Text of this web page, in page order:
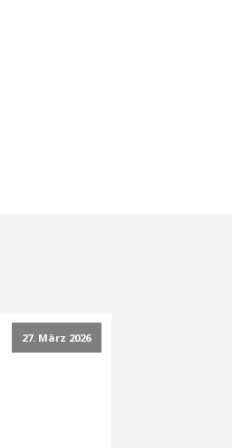
27. März 2026